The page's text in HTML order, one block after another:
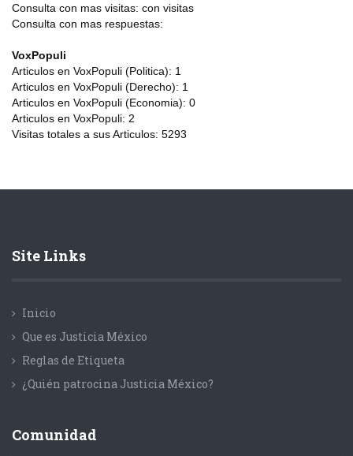
Consulta con mas visitas: con visitas
Consulta con mas respuestas:
VoxPopuli
Articulos en VoxPopuli (Politica): 1
Articulos en VoxPopuli (Derecho): 1
Articulos en VoxPopuli (Economia): 0
Articulos en VoxPopuli: 2
Visitas totales a sus Articulos: 5293
Site Links
Inicio
Que es Justicia México
Reglas de Etiqueta
¿Quién patrocina Justicia México?
Comunidad